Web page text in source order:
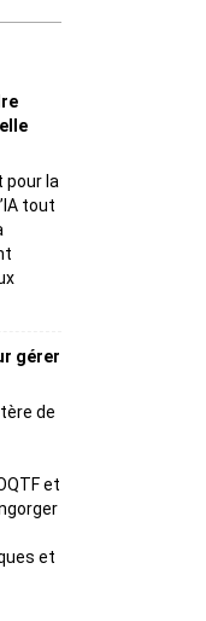
pour la
tout
gérer
de
et
et